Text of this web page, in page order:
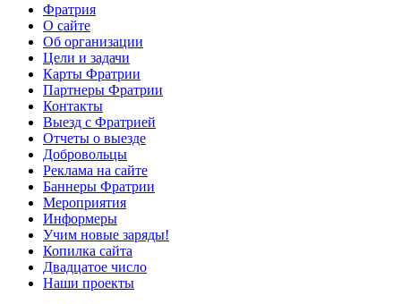
Фратрия
О сайте
Об организации
Цели и задачи
Карты Фратрии
Партнеры Фратрии
Контакты
Выезд с Фратрией
Отчеты о выезде
Добровольцы
Реклама на сайте
Баннеры Фратрии
Мероприятия
Информеры
Учим новые заряды!
Копилка сайта
Двадцатое число
Наши проекты